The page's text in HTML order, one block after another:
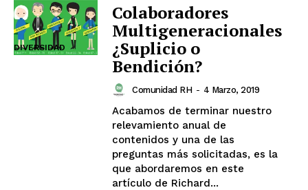
DIVERSIDAD
Colaboradores
Multigeneracionales
¿Suplicio o
Bendición?
Comunidad RH - 4 Marzo, 2019
Acabamos de terminar nuestro
relevamiento anual de
contenidos y una de las
preguntas más solicitadas, es la
que abordaremos en este
artículo de Richard...